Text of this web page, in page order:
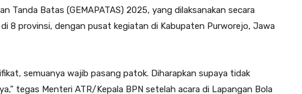
Tanda Batas (GEMAPATAS) 2025, yang dilaksanakan secara
8 provinsi, dengan pusat kegiatan di Kabupaten Purworejo, Jawa
semuanya wajib pasang patok. Diharapkan supaya tidak
tegas Menteri ATR/Kepala BPN setelah acara di Lapangan Bola